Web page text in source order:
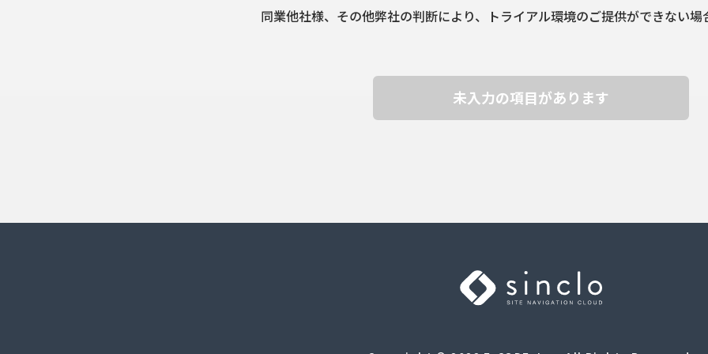
同業他社様、その他弊社の判断により、トライアル環境のご提供ができない場
未入力の項目があります